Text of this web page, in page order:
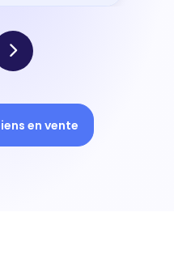
en vente